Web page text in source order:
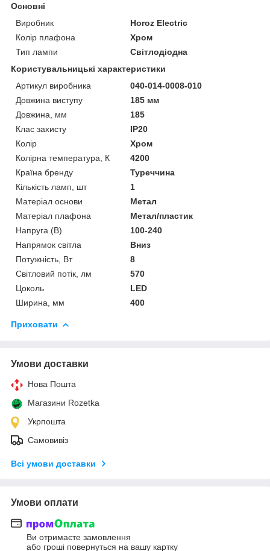
Основні
Виробник
Horoz Electric
Колір плафона
Хром
Тип лампи
Світлодіодна
Користувальницькі характеристики
Артикул виробника
040-014-0008-010
Довжина виступу
185 мм
Довжина, мм
185
Клас захисту
IP20
Колір
Хром
Колірна температура, К
4200
Країна бренду
Туреччина
Кількість ламп, шт
1
Матеріал основи
Метал
Матеріал плафона
Метал/пластик
Напруга (В)
100-240
Напрямок світла
Вниз
Потужність, Вт
8
Світловий потік, лм
570
Цоколь
LED
Ширина, мм
400
Приховати
Умови доставки
Нова Пошта
Магазини Rozetka
Укрпошта
Самовивіз
Всі умови доставки
Умови оплати
Ви отримаєте замовлення
або гроші повернуться на вашу картку